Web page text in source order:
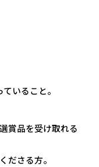
いること。
賞品を受け取れる
ださる方。